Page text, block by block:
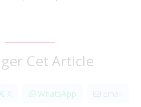
Cet Article
X WhatsApp